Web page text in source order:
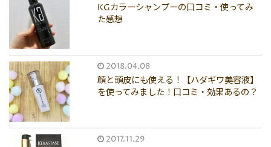
KGカラーシャンプーの口コミ・使ってみ
た感想
2018.04.08
顔と頭皮にも使える！【ハダギワ美容液】
を使ってみました！口コミ・効果あるの？
2017.11.29